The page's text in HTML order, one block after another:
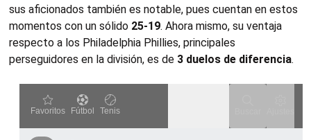
sus aficionados también es notable, pues cuentan en estos
momentos con un sólido 25-19. Ahora mismo, su ventaja
respecto a los Philadelphia Phillies, principales
perseguidores en la división, es de 3 duelos de diferencia.